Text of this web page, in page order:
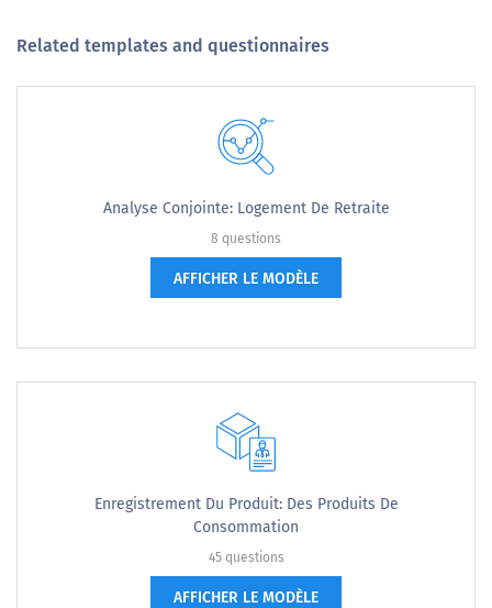
Related templates and questionnaires
Analyse Conjointe: Logement De Retraite
8 questions
AFFICHER LE MODÈLE
Enregistrement Du Produit: Des Produits De
Consommation
45 questions
AFFICHER LE MODÈLE